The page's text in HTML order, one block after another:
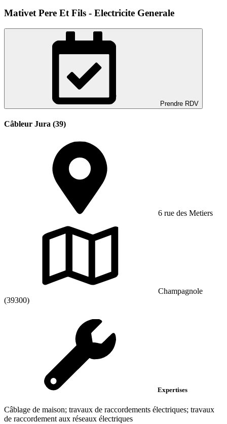
Mativet Pere Et Fils - Electricite Generale
Prendre RDV
Câbleur Jura (39)
6 rue des Metiers
Champagnole
(39300)
Expertises
Câblage de maison; travaux de raccordements électriques; travaux
de raccordement aux réseaux électriques